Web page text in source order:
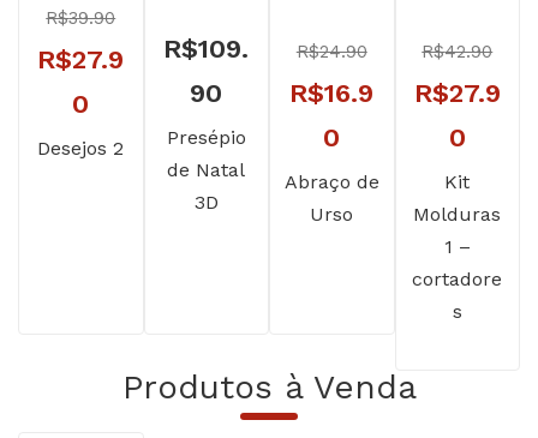
R$39.90
O
preço
original
R$27.9
0
preço
Desejos 2
R$109.
90
Presépio
de Natal
3D
R$24.90
O
preço
original
era:
R$16.9
0
preço
atual
Abraço de
Urso
R$42.90
O
preço
original
era:
R$42.90.
R$27.9
0O
preço
atual
é:
Kit
Molduras
1 –
cortadore
s
Produtos à Venda